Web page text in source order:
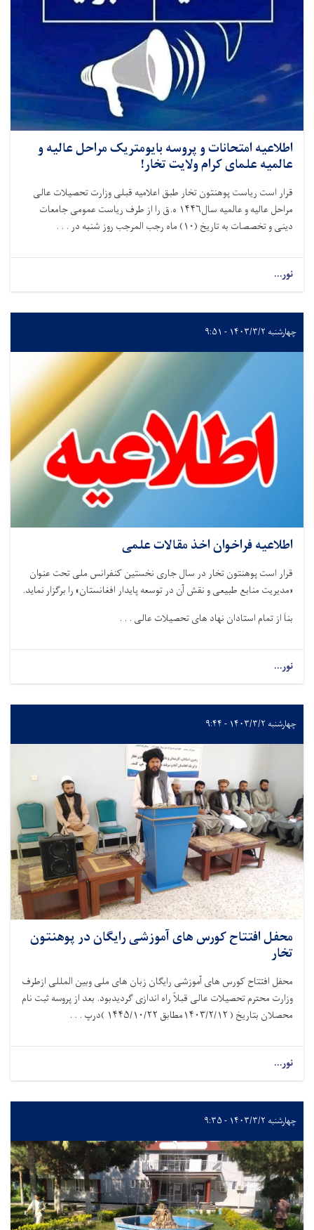
اطلاعیه امتحانات و پروسه بایومتریک مراحل عالیه و
عالمیه علمای کرام ولایت تخار!
قرار است ریاست پوهنتون تخار طبق اعلامیه قبلی وزارت تحصیلات عالی
مراحل عالیه و عالمیه سال۱۴۴۶ ه.ق را از طرف ریاست عمومی جامعات
دینی و تخصصات به تاریخ (۱۰) ماه رجب المرجب روز شنبه در . . .
نور...
چهارشنبه ۱۴۰۳/۳/۲ - ۹:۵۱
اطلاعیه فراخوان اخذ مقالات علمی
قرار است پوهنتون تخار در سال جاری نخستین کنفرانس ملی تحت عنوان
«مدیریت منابع طبیعی و نقش آن در توسعه پایدار افغانستان» را برگزار نماید.
بناَ از تمام استادان نهاد های تحصیلات عالی . . .
نور...
چهارشنبه ۱۴۰۳/۳/۲ - ۹:۴۴
محفل افتتاح کورس های آموزشی رایگان در پوهنتون
تخار
محفل افتتاح کورس های آموزشی رایگان زبان های ملی وبین المللی ازطرف
وزارت محترم تحصیلات عالی قبلاً راه اندازی گردیدبود. بعد از پروسه ثبت نام
محصلان بتاریخ (۱۴۰۳/۲/۱۲مطابق ۱۴۴۵/۱۰/۲۲ ) درپ . . .
نور...
چهارشنبه ۱۴۰۳/۳/۲ - ۹:۳۵